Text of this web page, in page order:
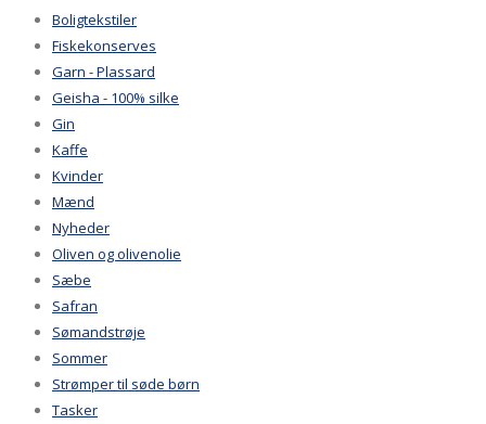
Boligtekstiler
Fiskekonserves
Garn - Plassard
Geisha - 100% silke
Gin
Kaffe
Kvinder
Mænd
Nyheder
Oliven og olivenolie
Sæbe
Safran
Sømandstrøje
Sommer
Strømper til søde børn
Tasker